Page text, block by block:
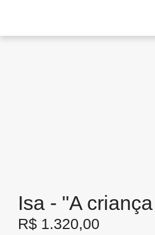
Isa - "A
R$ 1.320,00